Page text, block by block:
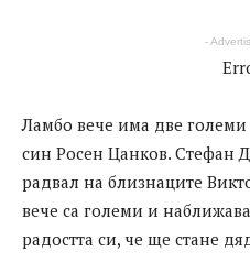
-
Ламбо вече има две
син Росен Цанков. Стефан
радвал на близнаците
вече са големи и
радостта си, че ще стане